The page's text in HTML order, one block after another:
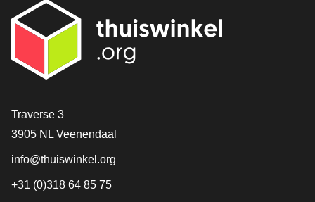
Contact
Traverse 3
3905 NL Veenendaal
info@thuiswinkel.org
+31 (0)318 64 85 75